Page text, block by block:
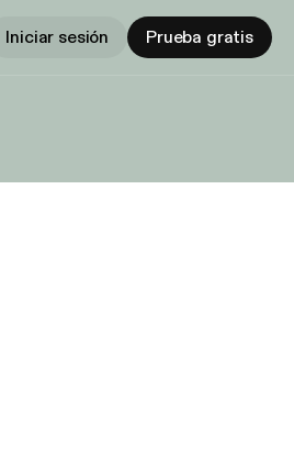
Iniciar sesión Prueba gratis